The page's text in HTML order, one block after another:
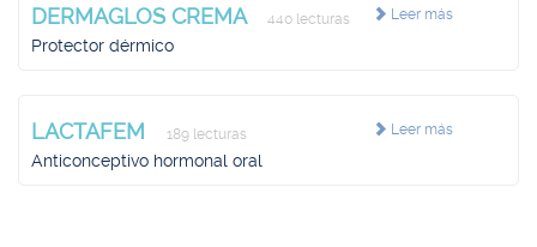
Leer más
DERMAGLOS CREMA 440 lecturas
Protector dérmico
Leer más
LACTAFEM 189 lecturas
Anticonceptivo hormonal oral